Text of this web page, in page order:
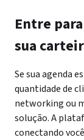
Entre
sua
Se sua agenda
quantidade de
networking ou
solução. A
conectando